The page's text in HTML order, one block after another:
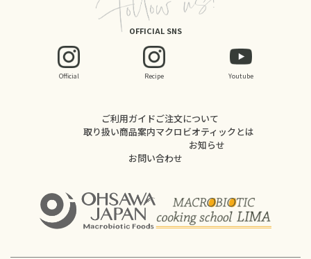
OFFICIAL SNS
Official Recipe Youtube
ご利用ガイドご注文について
取り扱い商品案内マクロビオティックとは
お知らせ
お問い合わせ